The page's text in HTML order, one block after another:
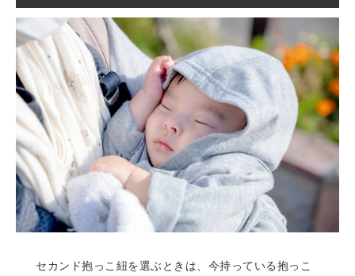
セカンド抱っこ紐を選ぶときは、今持っている抱っこ